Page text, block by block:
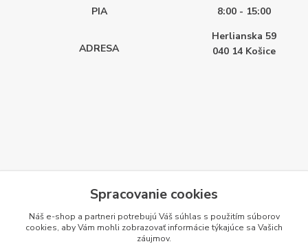
PIA
8:00 - 15:00
ADRESA
Herlianska 59
040 14 Košice
Spracovanie cookies
Náš e-shop a partneri potrebujú Váš súhlas s použitím súborov
cookies, aby Vám mohli zobrazovať informácie týkajúce sa Vašich
záujmov.